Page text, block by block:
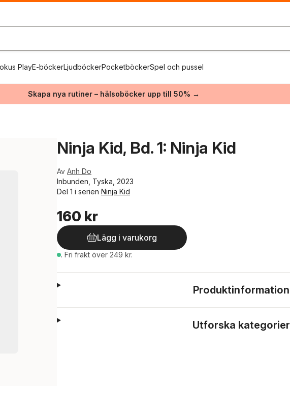
PlayE-böckerLjudböckerPocketböckerSpel och pussel
Skapa nya rutiner – hälsoböcker upp till 50% →
Ninja Kid, Bd. 1: Ninja Kid
Av Anh Do
Inbunden, Tyska, 2023
Del 1 i serien Ninja Kid
160 kr
Lägg i varukorg
. Fri frakt över 249 kr.
Produktinformation
Utforska kategorier